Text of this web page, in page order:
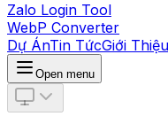
Zalo Login Tool
WebP Converter
Dự ÁnTin TứcGiới Thiệu
Open menu